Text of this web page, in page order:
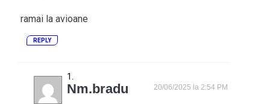
ramai la avioane
REPLY
Nm.bradu 20/06/2025 la 2:54 PM